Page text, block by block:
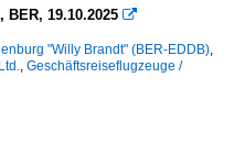
BER, 19.10.2025 
"Willy Brandt" (BER-EDDB),
, Geschäftsreiseflugzeuge /